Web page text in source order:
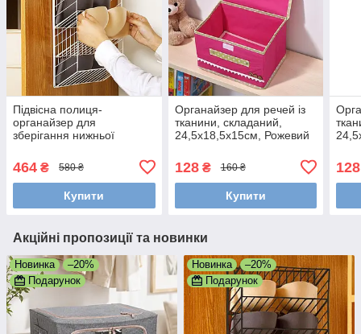
Підвісна полиця-
органайзер для
зберігання нижньої
464 ₴ 580 ₴
Купити
Органайзер для речей із
тканини, складаний,
24,5x18,5x15см, Рожевий
кришкою)
128₴ 160 ₴
Купити
128
Акційні пропозиції та новинки
Новинка
–20%
Подарунок
Новинка
–20%
Подарунок